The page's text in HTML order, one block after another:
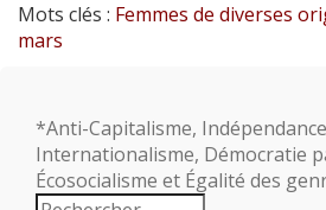
Mots clés : Femmes de diverses
mars
*Anti-Capitalisme,
Internationalisme, Démocratie
Écosocialisme et Égalité des